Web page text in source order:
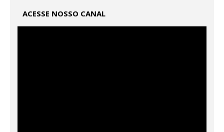
ACESSE NOSSO CANAL